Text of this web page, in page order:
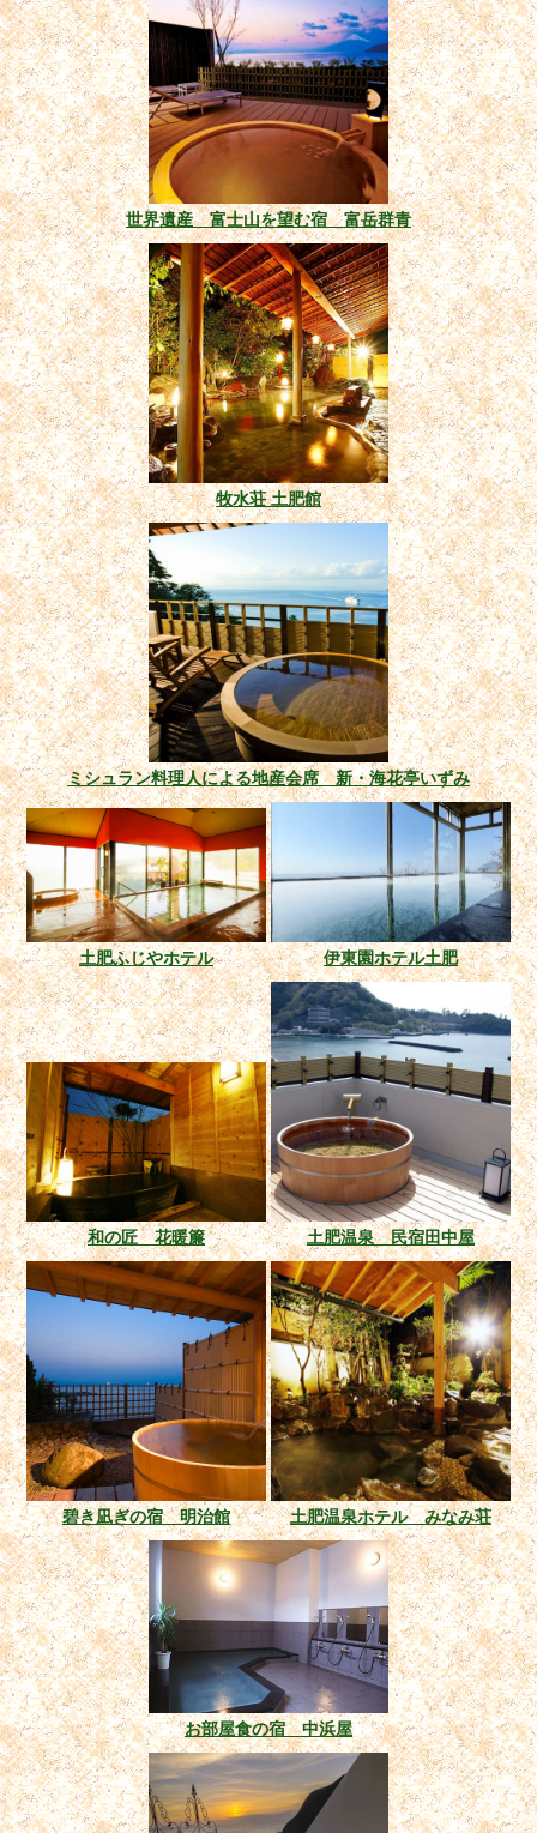
世界遺産 富士山を望む宿 富岳群青
牧水荘 土肥館
ミシュラン料理人による地産会席 新・海花亭いずみ
土肥ふじやホテル 伊東園ホテル土肥
和の匠 花暖簾 土肥温泉 民宿田中屋
碧き凪ぎの宿 明治館 土肥温泉ホテル みなみ荘
お部屋食の宿 中浜屋